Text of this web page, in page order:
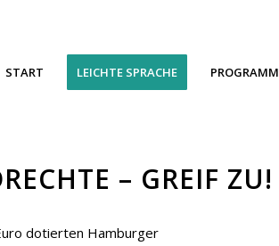
START LEICHTE SPRACHE PROGRAMM
– GREIF ZU!
dotierten Hamburger